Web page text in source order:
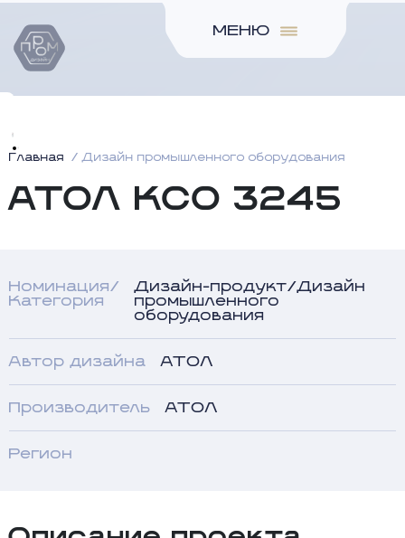
Главная Дизайн промышленного оборудования
АТОЛ КСО 3245
Номинация/
Категория
Дизайн-продукт/Дизайн
промышленного
оборудования
Автор дизайна АТОЛ
Производитель АТОЛ
Регион